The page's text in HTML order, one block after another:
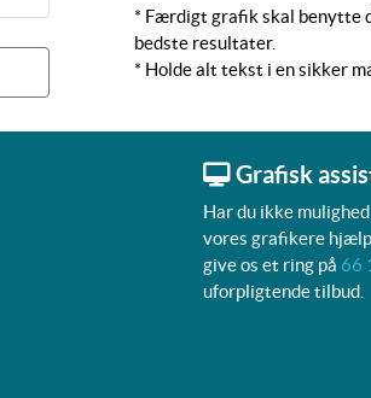
* Færdigt grafik skal benytte
bedste resultater.
* Holde alt tekst i en sikker
Grafisk
Har du ikke
vores grafikere
give os et ring på 66
uforpligtende tilbud.